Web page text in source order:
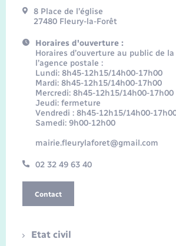
8 Place de l’église
27480 Fleury-la-Forêt
Horaires d'ouverture :
Horaires d’ouverture au public de
l’agence postale :
Lundi: 8h45-12h15/14h00-17h00
Mardi: 8h45-12h15/14h00-17h00
Mercredi: 8h45-12h15/14h00-17h00
Jeudi: fermeture
Vendredi : 8h45-12h15/14h00-
Samedi: 9h00-12h00
mairie.fleurylaforet@gmail.com
02 32 49 63 40
Contact
Etat civil